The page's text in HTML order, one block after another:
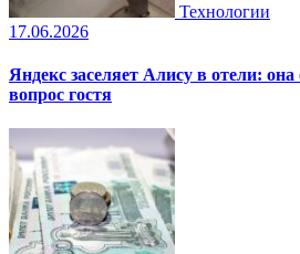
Технологии
17.06.2026
Яндекс заселяет Алису в отели:
вопрос гостя